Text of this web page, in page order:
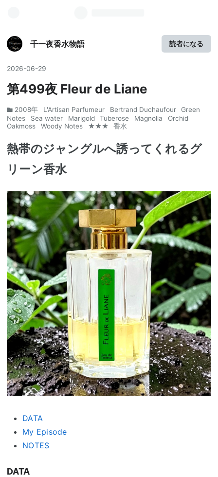
千一夜香水物語 読者になる
2026-06-29
第499夜 Fleur de Liane
2008年 L'Artisan Parfumeur Bertrand Duchaufour
Green
Notes
Sea water Marigold Tuberose Magnolia
Orchid
Oakmoss
Woody Notes ★★★ 香水
熱帯のジャングルへ誘ってくれるグ
リーン香水
DATA
My Episode
NOTES
DATA